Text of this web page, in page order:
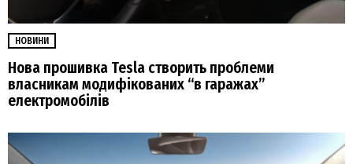
НОВИНИ
Нова прошивка Tesla створить проблеми
власникам модифікованих “в гаражах”
електромобілів